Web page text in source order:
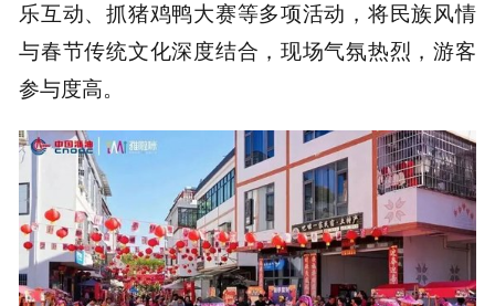
乐互动、抓猪鸡鸭大赛等多项活动，将民族风情
与春节传统文化深度结合，现场气氛热烈，游客
参与度高。